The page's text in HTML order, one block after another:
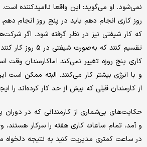
نمی‌شود. او می‌گوید: این واقعا ناامیدکننده
روز کاری انجام دهم باید در پنج روز انجام
که کار شیفتی نیز در نظر گرفته شود. اگر
تقسیم کنند که به‌صورت
کاری پنج روزه تغییر نمی‌کند اماکارمندان وقت
و با انرژی بیشتر کار می‌کنند. البته ممکن است
از کارمندان قبلی که بیش از حد کار کرده‌اند را
حکایت‌های بی‌شماری از کارمندانی که در
و آمد، تمام ساعات کاری هفته را سرکار هستند،
در ساعت کمتری مدیریت کنید به نتیجه